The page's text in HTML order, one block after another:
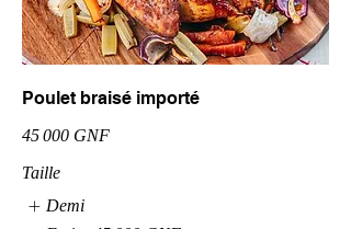
Poulet braisé importé
45 000 GNF
Taille
Demi